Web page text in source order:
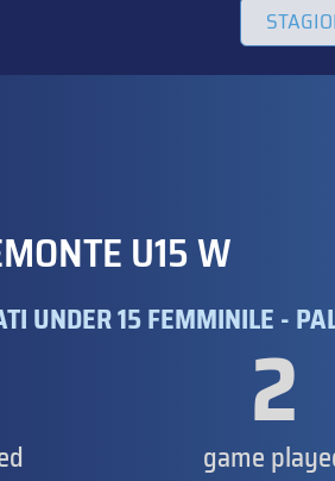
U15 W
UNDER 15 FEMMINILE -
2
game